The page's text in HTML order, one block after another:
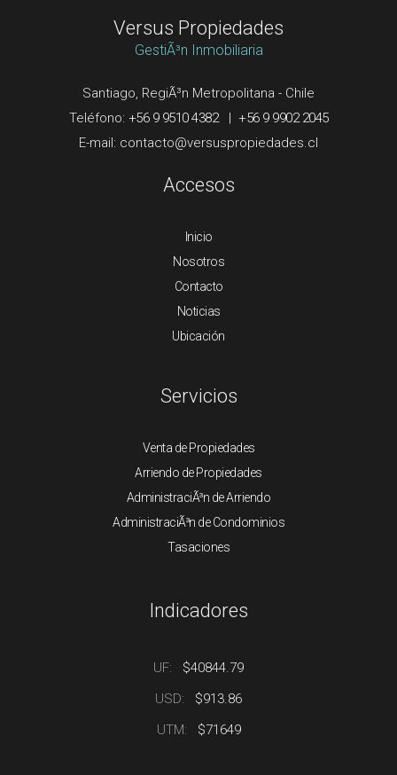
Versus Propiedades
GestiÃ³n Inmobiliaria
Santiago, RegiÃ³n Metropolitana - Chile
Teléfono: +56 9 9510 4382| +56 9 9902 2045
E-mail:
Accesos
Inicio
Nosotros
Contacto
Noticias
Ubicación
Servicios
Venta de Propiedades
Arriendo de Propiedades
AdministraciÃ³n de Arriendo
AdministraciÃ³n de Condominios
Tasaciones
Indicadores
UF: $40844.79
USD: $913.86
UTM: $71649